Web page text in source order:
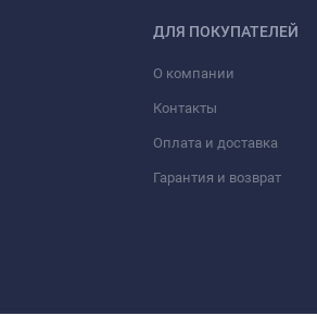
ДЛЯ ПОКУПАТЕЛЕЙ
О компании
Контакты
Оплата и доставка
Гарантия и возврат